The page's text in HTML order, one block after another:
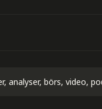
analyser, börs, video,